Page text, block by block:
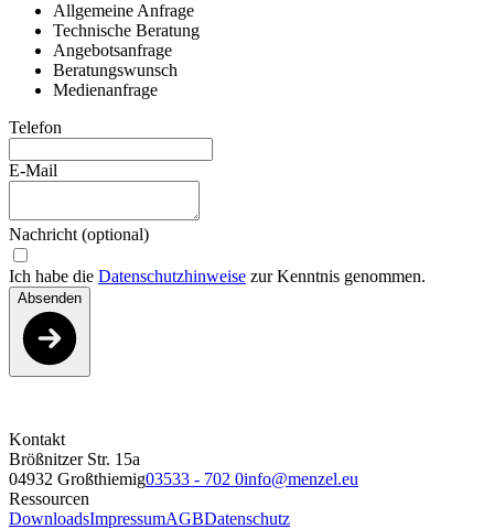
Allgemeine Anfrage
Technische Beratung
Angebotsanfrage
Beratungswunsch
Medienanfrage
Telefon
E-Mail
Nachricht (optional)
Ich habe die Datenschutzhinweise zur Kenntnis genommen.
Absenden
Kontakt
Brößnitzer Str. 15a
04932 Großthiemig03533 - 702 0info@menzel.eu
Ressourcen
DownloadsImpressumAGBDatenschutz